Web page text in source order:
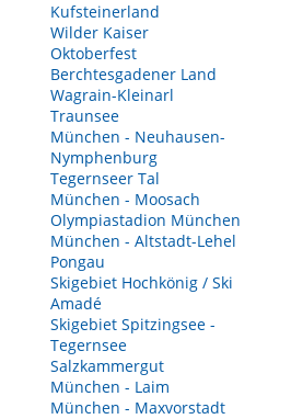
Kufsteinerland
Wilder Kaiser
Oktoberfest
Berchtesgadener Land
Wagrain-Kleinarl
Traunsee
München - Neuhausen-
Nymphenburg
Tegernseer Tal
München - Moosach
Olympiastadion München
München - Altstadt-Lehel
Pongau
Skigebiet Hochkönig / Ski
Amadé
Skigebiet Spitzingsee -
Tegernsee
Salzkammergut
München - Laim
München - Maxvorstadt